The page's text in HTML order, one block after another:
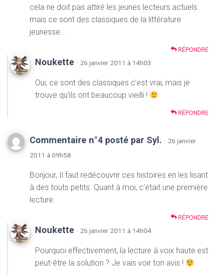
cela ne doit pas attiré les jeunes lecteurs actuels
mais ce sont des classiques de la littérature
jeunesse…
RÉPONDRE
Noukette · 26 janvier 2011 à 14h03
Oui, ce sont des classiques c’est vrai, mais je
trouve qu’ils ont beaucoup vieilli !
RÉPONDRE
Commentaire n°4 posté par Syl. · 26 janvier
2011 à 09h58
Bonjour, Il faut redécouvrir ces histoires en les lisant
à des touts petits. Quant à moi, c’était une première
lecture.
RÉPONDRE
Noukette · 26 janvier 2011 à 14h04
Pourquoi effectivement, la lecture à voix haute est
peut-être la solution ? Je vais voir ton avis !